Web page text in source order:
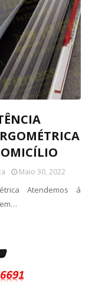
Maio 30, 2022
Atendemos á